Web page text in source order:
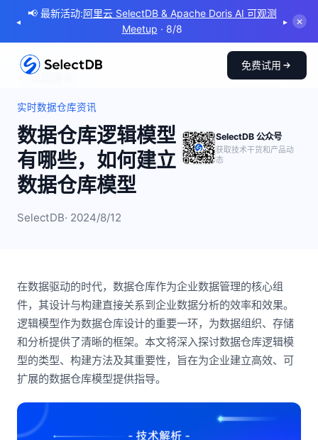
◂
📢 最新活动:阿里云 SelectDB & Apache Doris AI 可观测
Meetup · 8/8
▸ ✕
免费试用
← 返回博客
实时数据仓库资讯
数据仓库逻辑模型
有哪些，如何建立
数据仓库模型
SelectDB· 2024/8/12
SelectDB 公众号
获取技术干货和产品动
态
在数据驱动的时代，数据仓库作为企业数据管理的核心组
件，其设计与构建直接关系到企业数据分析的效率和效果。
逻辑模型作为数据仓库设计的重要一环，为数据组织、存储
和分析提供了清晰的框架。本文将深入探讨数据仓库逻辑模
型的类型、构建方法及其重要性，旨在为企业建立高效、可
扩展的数据仓库模型提供指导。